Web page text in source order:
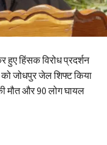
हिंसक विरोध प्रदर्शन
जोधपुर जेल शिफ्ट किया
मौत और 90 लोग घायल